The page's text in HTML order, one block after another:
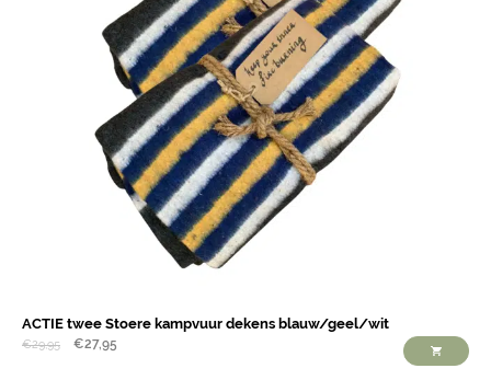
ACTIE twee Stoere kampvuur dekens blauw/geel/wit
€29,95 €27,95